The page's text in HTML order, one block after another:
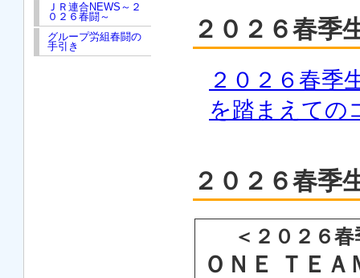
ＪＲ連合NEWS～２
０２６春闘～
グループ労組春闘の
手引き
２０２６春季
２０２６春季
を踏まえての
２０２６春季
＜２０２６
ＯＮＥ ＴＥ